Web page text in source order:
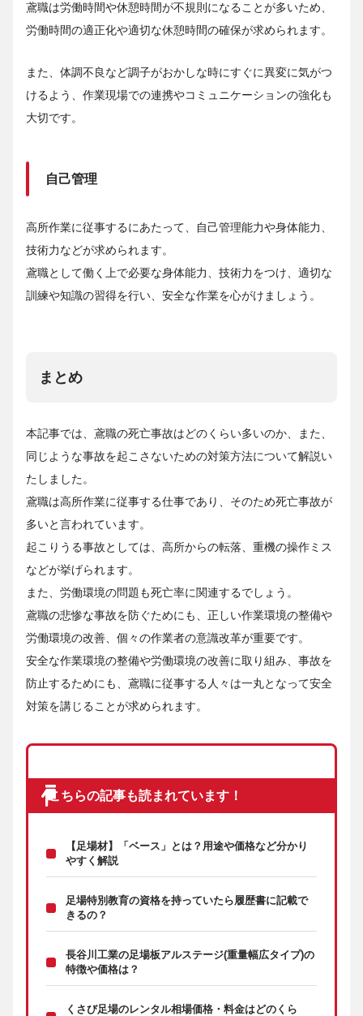
鳶職は労働時間や休憩時間が不規則になることが多いため、
労働時間の適正化や適切な休憩時間の確保が求められます。
また、体調不良など調子がおかしな時にすぐに異変に気がつ
けるよう、作業現場での連携やコミュニケーションの強化も
大切です。
自己管理
高所作業に従事するにあたって、自己管理能力や身体能力、
技術力などが求められます。
鳶職として働く上で必要な身体能力、技術力をつけ、適切な
訓練や知識の習得を行い、安全な作業を心がけましょう。
まとめ
本記事では、鳶職の死亡事故はどのくらい多いのか、また、
同じような事故を起こさないための対策方法について解説い
たしました。
鳶職は高所作業に従事する仕事であり、そのため死亡事故が
多いと言われています。
起こりうる事故としては、高所からの転落、重機の操作ミス
などが挙げられます。
また、労働環境の問題も死亡率に関連するでしょう。
鳶職の悲惨な事故を防ぐためにも、正しい作業環境の整備や
労働環境の改善、個々の作業者の意識改革が重要です。
安全な作業環境の整備や労働環境の改善に取り組み、事故を
防止するためにも、鳶職に従事する人々は一丸となって安全
対策を講じることが求められます。
こちらの記事も読まれています！
【足場材】「ベース」とは？用途や価格など分かり
やすく解説
足場特別教育の資格を持っていたら履歴書に記載で
きるの？
長谷川工業の足場板アルステージ(重量幅広タイプ)の
特徴や価格は？
くさび足場のレンタル相場価格・料金はどのくら